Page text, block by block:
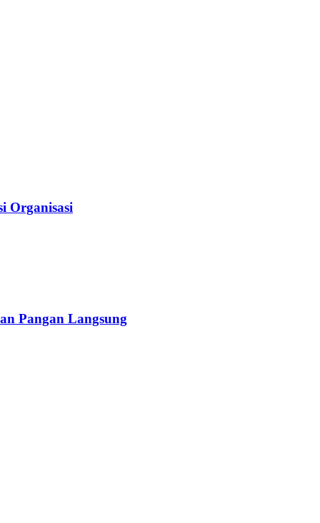
Organisasi
Pangan Langsung